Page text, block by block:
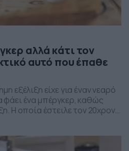
αλλά κάτι τον
αυτό που έπαθε
εξέλιξη είχε για έναν νεαρό
ένα μπέργκερ, καθώς
Η οποία έστειλε τον 20χρονο
ένα μπέργκερ, ωστόσο,